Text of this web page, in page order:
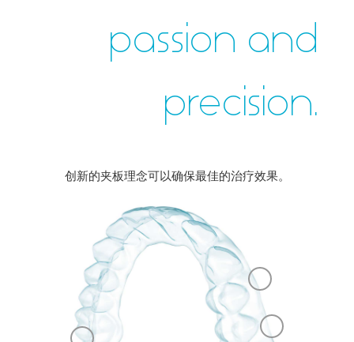
passion and
precision.
创新的夹板理念可以确保最佳的治疗效果。